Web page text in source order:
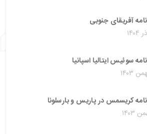
آفریقای جنوبی
سوئیس ایتالیا اسپانیا
کریسمس در پاریس و بارسلونا